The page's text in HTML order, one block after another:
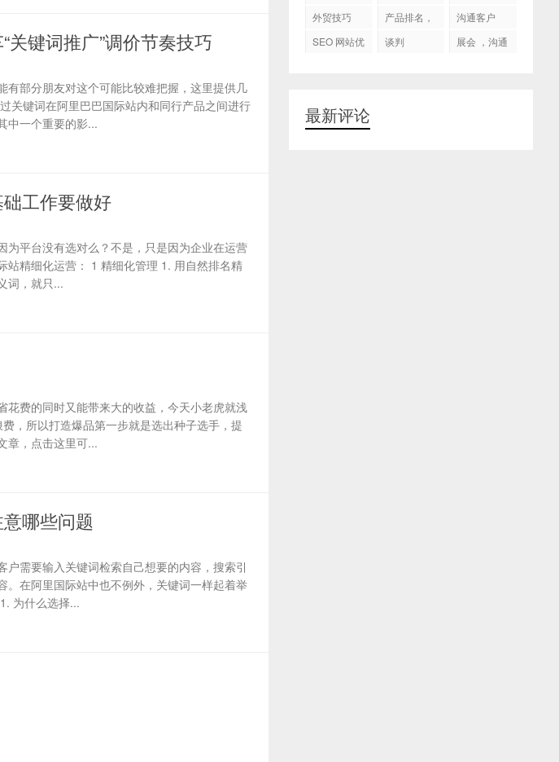
键词推广”调价节奏技巧
有部分朋友对这个可能比较难把握，这里提供几
关键词在阿里巴巴国际站内和同行产品之间进行
中一个重要的影...
工作要做好
平台没有选对么？不是，只是因为企业在运营
站精细化运营： 1 精细化管理 1. 用自然排名精
词，就只...
费的同时又能带来大的收益，今天小老虎就浅
，所以打造爆品第一步就是选出种子选手，提
章，点击这里可...
哪些问题
需要输入关键词检索自己想要的内容，搜索引
在阿里国际站中也不例外，关键词一样起着举
为什么选择...
外贸技巧
产品排名，
沟通客户
SEO 网站优
谈判
展会 ，沟通
最新评论